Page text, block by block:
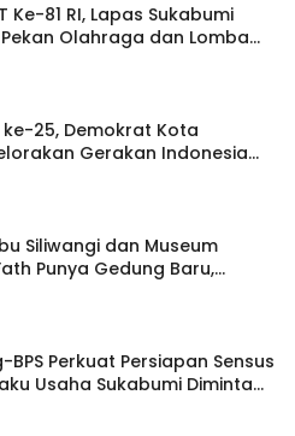
Ke-81 RI, Lapas Sukabumi
Olahraga dan Lomba
ke-25, Demokrat Kota
Gerakan Indonesia
Bersih Masjid Agung
Siliwangi dan Museum
Punya Gedung Baru,
Dipisahkan
BPS Perkuat Persiapan Sensus
Usaha Sukabumi Diminta